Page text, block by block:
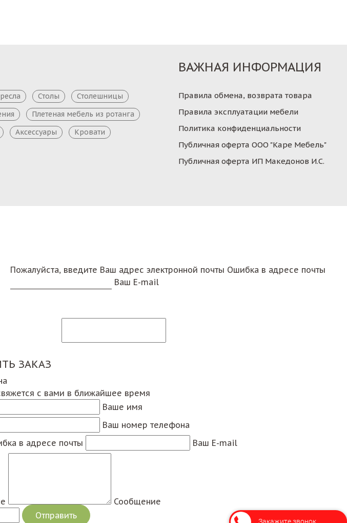
Столы
Столешницы
Плетеная мебель из ротанга
Аксессуары Кровати
ВАЖНАЯ ИНФОРМАЦИЯ
Правила обмена, возврата товара
Правила эксплуатации мебели
Политика конфиденциальности
Публичная оферта ООО "Каре Мебель"
Публичная оферта ИП Македонов И.С.
Пожалуйста, введите Ваш адрес электронной почты Ошибка в адресе почты
Ваш E-mail
ЗАКАЗ
с вами в ближайшее время
Ваше имя
Ваш номер телефона
в адресе почты Ваш E-mail
Сообщение